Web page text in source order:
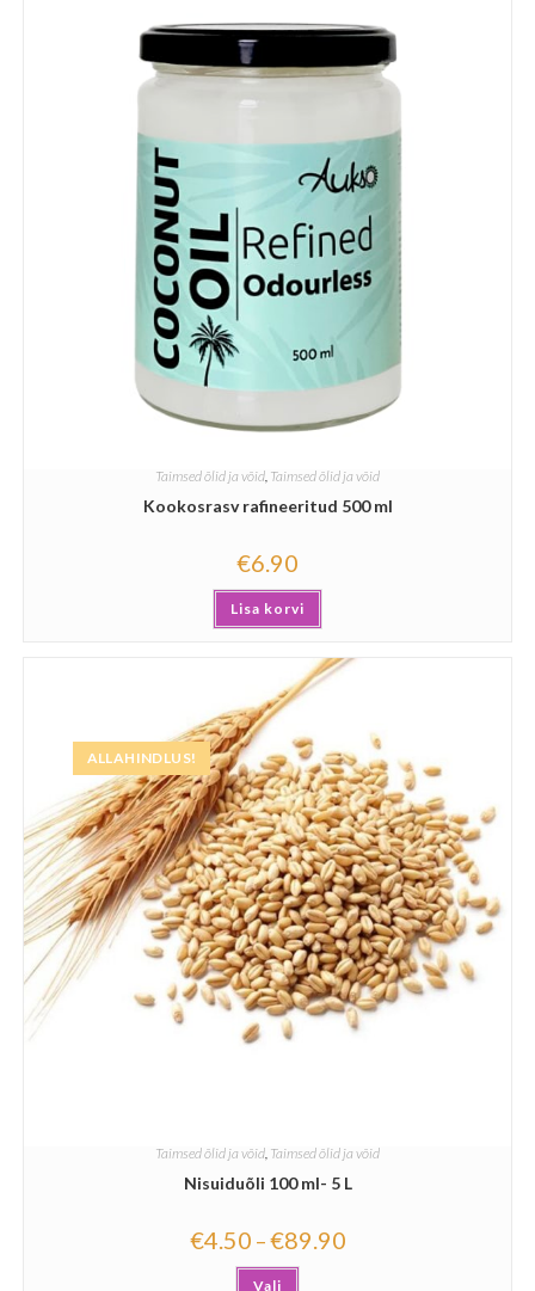
Taimsed õlid ja võid Taimsed õlid ja võid
Kookosrasv rafineeritud 500 ml
€6.90
Lisa korvi
ALLAHINDLUS!
Taimsed õlid ja võid, Taimsed õlid ja võid
Nisuiduõli 100 ml- 5 L
€4.50 –€89.90
Vali